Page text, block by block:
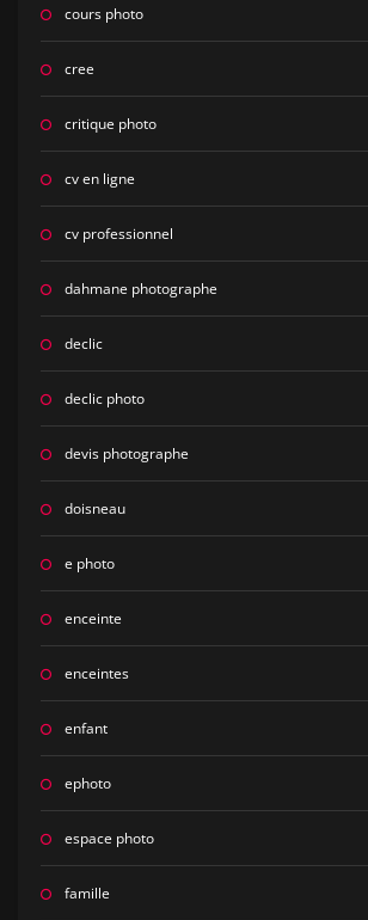
cours photo
cree
critique photo
cv en ligne
cv professionnel
dahmane photographe
declic
declic photo
devis photographe
doisneau
e photo
enceinte
enceintes
enfant
ephoto
espace photo
famille